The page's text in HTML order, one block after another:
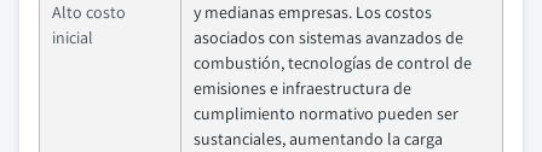
Alto costo
inicial
y medianas empresas. Los costos
asociados con sistemas avanzados de
combustión, tecnologías de control de
emisiones e infraestructura de
cumplimiento normativo pueden ser
sustanciales, aumentando la carga